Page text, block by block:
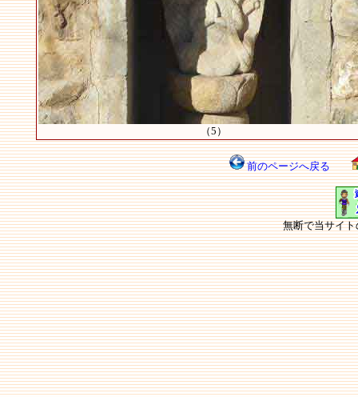
（5）
前のページへ戻る
無断で当サイ